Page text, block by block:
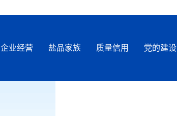
企业经营 盐品家族 质量信用 党的建设